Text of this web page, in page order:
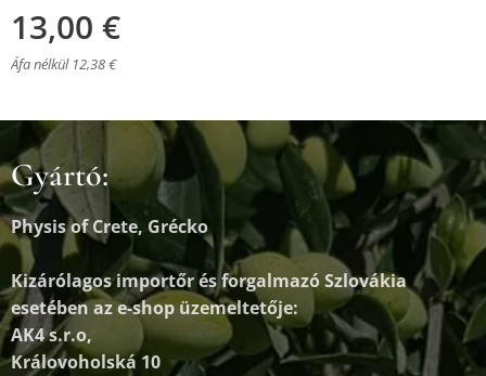
13,00 €
Áfa nélkül 12,38 €
Gyártó:
Physis of Crete, Grécko
Kizárólagos importőr és forgalmazóSzlovákia
esetében az e-shop üzemeltetője:
AK4 s.r.o,
Královoholská 10